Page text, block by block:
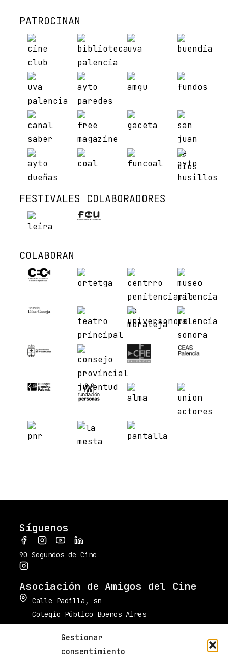
Gestionar
consentimiento
PATROCINAN
FESTIVALES COLABORADORES
COLABORAN
Síguenos
90 Segundos de Cine
Asociación de Amigos del Cine
Calle Padilla, sn
Colegio Público Buenos Aires
muestradecinepalencia@gmail.com